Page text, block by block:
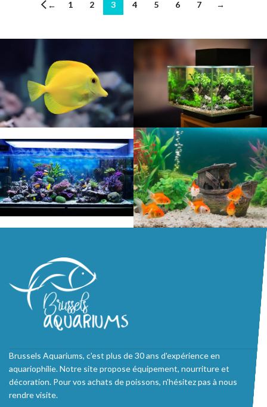
← 1 2 3 4 5 6 7 →
Brussels Aquariums, c'est plus de 30 ans d'expérience en
aquariophilie. Notre site propose équipement, nourriture et
décoration. Pour vos achats de poissons, n'hésitez pas à nous
rendre visite.